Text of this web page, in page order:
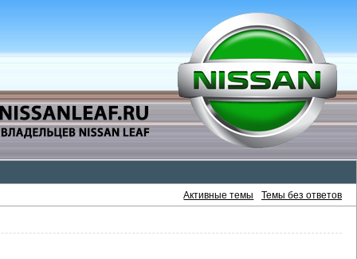
Активные темы Темы без ответов